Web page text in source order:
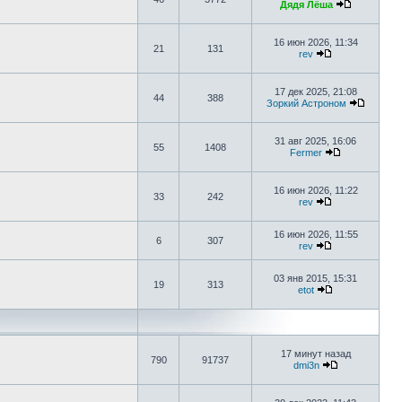
Дядя Лёша
21 131
16 июн 2026, 11:34
rev
44 388
17 дек 2025, 21:08
Зоркий Астроном
55 1408
31 авг 2025, 16:06
Fermer
33 242
16 июн 2026, 11:22
rev
6 307
16 июн 2026, 11:55
rev
19 313
03 янв 2015, 15:31
etot
790 91737
17 минут назад
dmi3n